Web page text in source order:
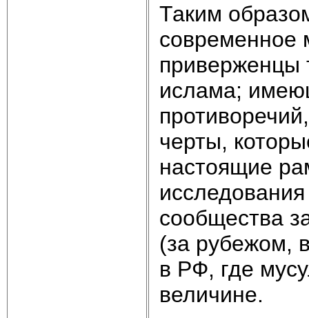
Таким
современное
приверженцы
ислама;
черты,
настоящие
сообщества
(за рубежом,
в РФ, где
величине.